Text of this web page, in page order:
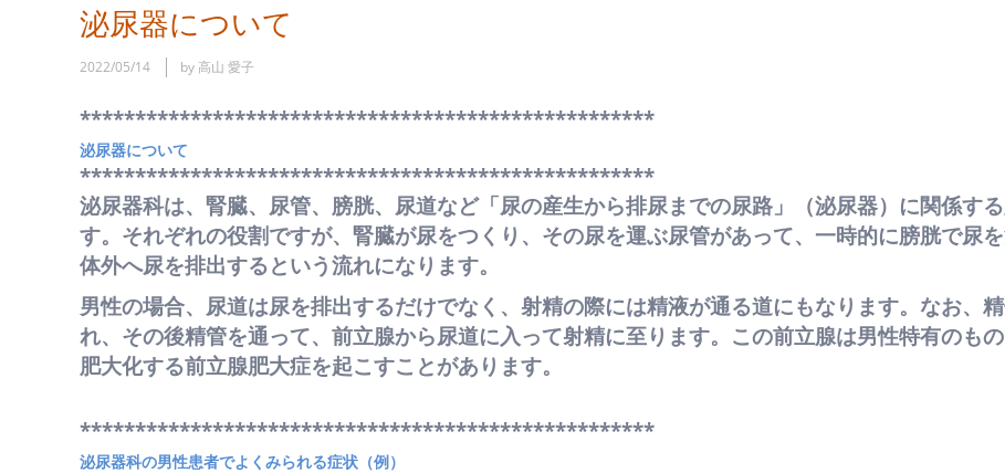
泌尿器について
2022/05/14 by 高山 愛子
****************************************************
泌尿器について
****************************************************
泌尿器科は、腎臓、尿管、膀胱、尿道など「尿の産生から排尿までの尿路」（泌尿器）に関係す
す。それぞれの役割ですが、腎臓が尿をつくり、その尿を運ぶ尿管があって、一時的に膀胱で尿
体外へ尿を排出するという流れになります。
男性の場合、尿道は尿を排出するだけでなく、射精の際には精液が通る道にもなります。なお、
れ、その後精管を通って、前立腺から尿道に入って射精に至ります。この前立腺は男性特有のも
肥大化する前立腺肥大症を起こすことがあります。
****************************************************
泌尿器科の男性患者でよくみられる症状（例）